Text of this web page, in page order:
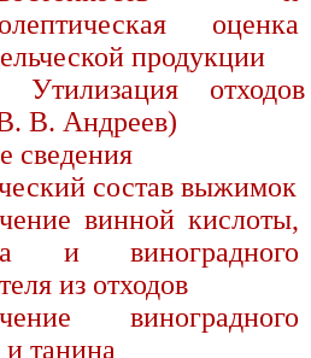
оценка
продукции
отходов
В. Андреев)
сведения
состав выжимок
винной кислоты,
и виноградного
из отходов
виноградного
танина